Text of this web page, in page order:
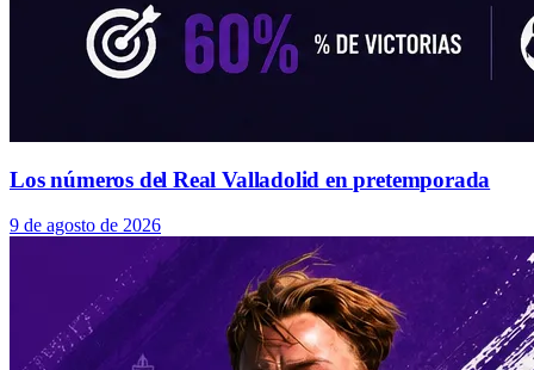
Los números del Real Valladolid en pretemporada
9 de agosto de 2026